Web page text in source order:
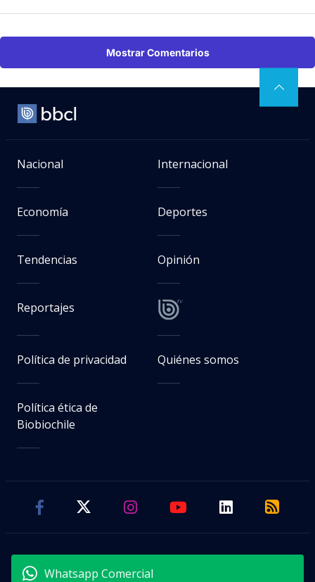
Mostrar Comentarios
Nacional Internacional
Economía Deportes
Tendencias Opinión
Reportajes
Política de privacidad Quiénes somos
Política ética de
Biobiochile
Whatsapp Comercial